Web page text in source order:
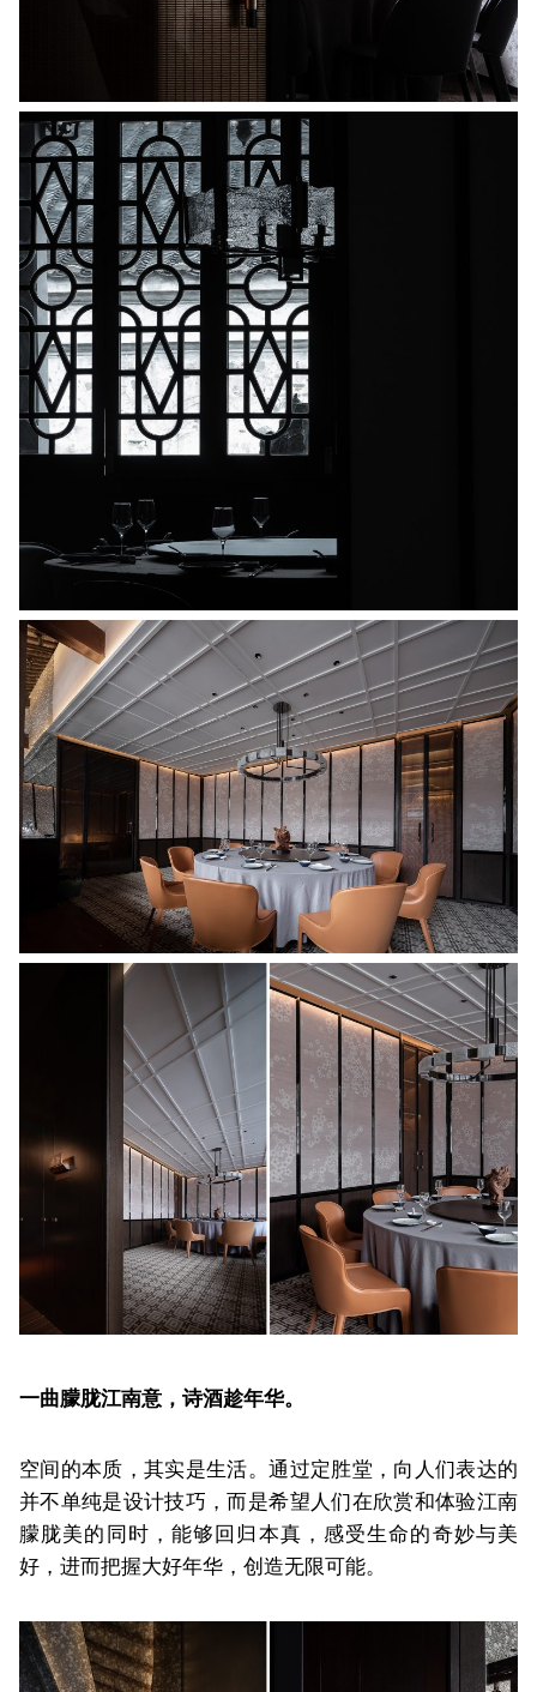
一曲朦胧江南意，诗酒趁年华。
空间的本质，其实是生活。通过定胜堂，向人们表达的
并不单纯是设计技巧，而是希望人们在欣赏和体验江南
朦胧美的同时，能够回归本真，感受生命的奇妙与美
好，进而把握大好年华，创造无限可能。